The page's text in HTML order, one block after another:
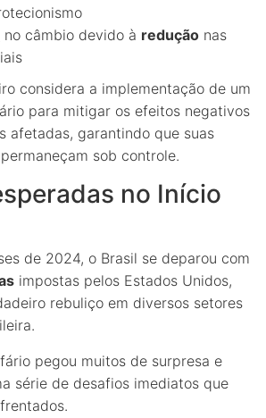
no câmbio devido à redução nas
considera a implementação de um
para mitigar os efeitos negativos
afetadas, garantindo que suas
sob controle.
no Início
de 2024, o Brasil se deparou com
impostas pelos Estados Unidos,
rebuliço em diversos setores
pegou muitos de surpresa e
série de desafios imediatos que